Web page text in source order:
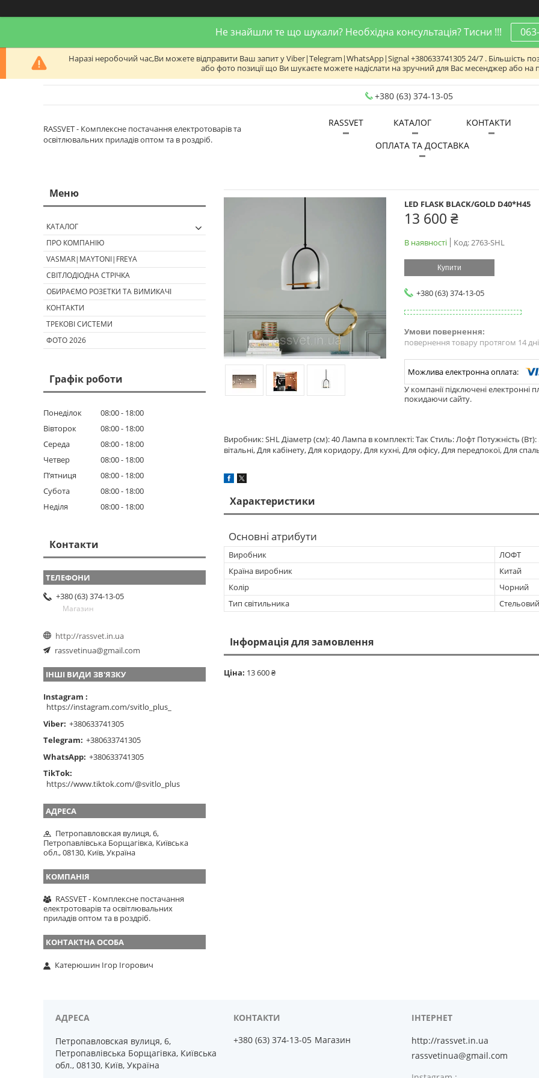
Не знайшли те що шукали? Необхідна консультація? Тисни !!!
Наразі неробочий час,Ви можете відправити Ваш запит у Viber|Telegram|WhatsApp|Signal +380633741305 24/7 . Більшість
або фото позиції що Ви шукаєте можете надіслати на зручний для Вас месенджер або
+380 (63) 374-13-05
RASSVET - Комплексне постачання електротоварів та
освітлювальних приладів оптом та в роздріб.
RASSVET КАТАЛОГ
КОНТАКТИ
ОПЛАТА ТА ДОСТАВКА
LED FLASK BLACK/GOLD D40*H45
13 600 ₴
В наявності Код:2763-SHL
Купити
+380 (63) 374-13-05
повернення товару протягом 14
У компанії підключені
покидаючи сайту.
Виробник: SHL Діаметр (см): 40 Лампа в комплекті: Так Стиль: Лофт Потужність
вітальні, Для кабінету, Для коридору, Для кухні, Для офісу, Для передпокої, Для
Характеристики
Основні атрибути
Виробник
ЛОФТ
Країна виробник
Китай
Колір
Чорний
Тип світильника
Стельовий
Інформація для замовлення
Ціна: 13 600 ₴
КАТАЛОГ
ПРО КОМПАНІЮ
VASMAR|MAYTONI|FREYA
СВІТЛОДІОДНА СТРІЧКА
ОБИРАЄМО РОЗЕТКИ ТА ВИМИКАЧІ
КОНТАКТИ
ТРЕКОВІ СИСТЕМИ
ФОТО 2026
Графік роботи
Понеділок 08:00
18:00
Вівторок
08:00
18:00
Середа
08:00
18:00
Четвер
08:00
18:00
Пʼятниця
08:00
18:00
Субота
08:00
18:00
Неділя
08:00 18:00
Контакти
+380 (63) 374-13-05
Магазин
http://rassvet.in.ua
rassvetinua@gmail.com
ІНШІ ВИДИ ЗВ'ЯЗКУ
Instagram
https://instagram.com/svitlo_plus_
Viber +380633741305
Telegram +380633741305
WhatsApp +380633741305
TikTok
https://www.tiktok.com/@svitlo_plus
Петропавловская вулиця, 6,
Петропавлівська Борщагівка, Київська
обл., 08130, Київ, Україна
RASSVET - Комплексне постачання
електротоварів та освітлювальних
приладів оптом та в роздріб.
Катерюшин Ігор Ігорович
Петропавловская вулиця, 6,
Петропавлівська Борщагівка, Київська
обл., 08130, Київ, Україна
+380 (63) 374-13-05 Магазин
http://rassvet.in.ua
rassvetinua@gmail.com